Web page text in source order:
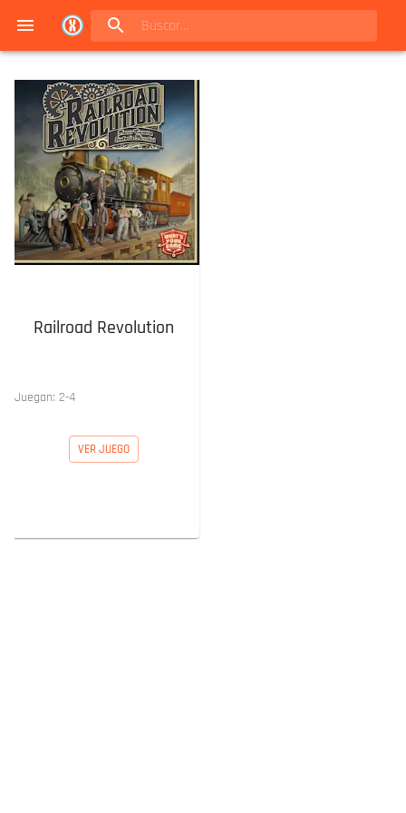
Railroad Revolution
Juegan: 2-4
VER JUEGO
Navigated to Juegos de mesa en Buenos Aires | Conexión Berlín - Catálogo